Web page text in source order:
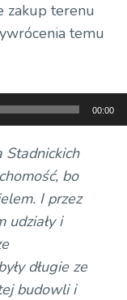
zakup terenu
temu
00:00
Stadnickich
bo
I przez
udziały i
długie ze
budowli i